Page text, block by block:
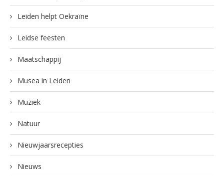
Leiden helpt Oekraïne
Leidse feesten
Maatschappij
Musea in Leiden
Muziek
Natuur
Nieuwjaarsrecepties
Nieuws